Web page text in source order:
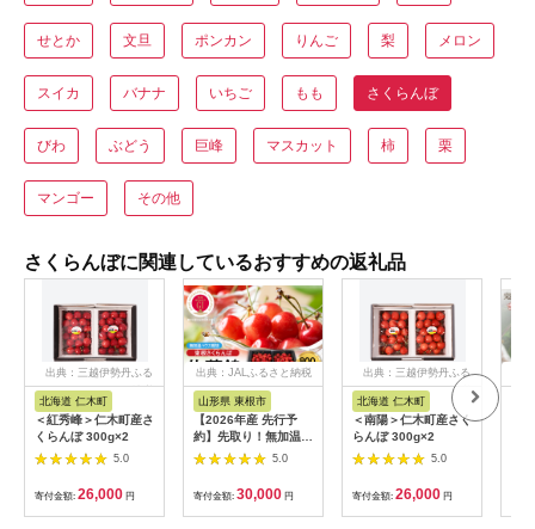
せとか 文旦 ポンカン りんご 梨 メロン
スイカ バナナ いちご もも さくらんぼ
びわ ぶどう 巨峰 マスカット 柿 栗
マンゴー その他
さくらんぼに関連しているおすすめの返礼品
出典：三越伊勢丹ふる
さと納税
北海道 仁木町
＜紅秀峰＞仁木町産さ
くらんぼ 300g×2
5.0
寄付金額: 26,000 円
出典：JALふるさと納税
山形県 東根市
【2026年産 先行予
約】先取り！無加温ハ
ウス栽培 GI 「東根さ
くらんぼ」佐藤錦
800gバラ詰め JA園芸
部提供 山形県 東根市
hi001-038
5.0
寄付金額: 30,000 円
出典：三越伊勢丹ふる
さと納税
北海道 仁木町
＜南陽＞仁木町産さく
らんぼ 300g×2
5.0
寄付金額: 26,000 円